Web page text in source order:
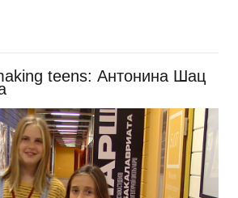
teens: Антонина Шац